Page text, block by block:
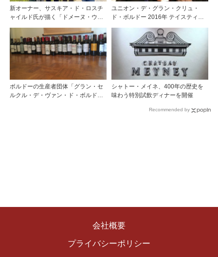
新オーナー、サスキア・ド・ロスチ
ャイルド氏が描く「ドメーヌ・ウィ
ユニオン・デ・グラン・クリュ・
ド・ボルドー 2016年 テイスティン
ボルドーの生産者団体「グラン・セ
ルクル・デ・ヴァン・ド・ボルド
シャトー・メイネ、400年の歴史を
味わう特別試飲ディナーを開催
Recommended by
会社概要
プライバシーポリシー